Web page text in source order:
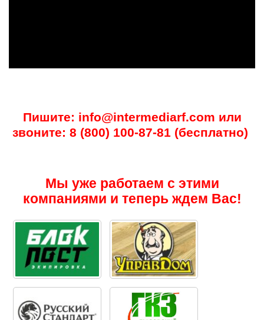
Пишите: info@intermediarf.com или
звоните: 8 (800) 100-87-81 (бесплатно)
Мы уже работаем с этими
компаниями и теперь ждем Вас!